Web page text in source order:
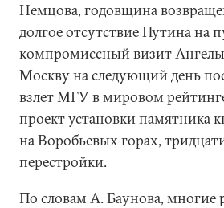
Немцова, годовщина
долгое отсутствие Путина на
компромиссный визит
Москву на следующий день
взлет МГУ в мировом
проект установки памятника
на Воробьевых горах,
перестройки.
По словам А. Баунова, многие